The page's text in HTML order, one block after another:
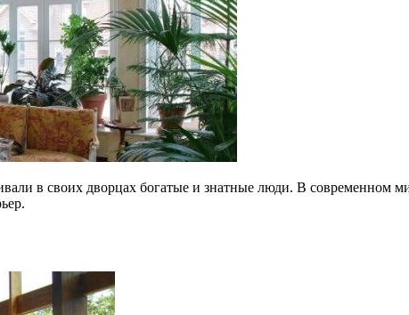
в своих дворцах богатые и знатные люди. В современном